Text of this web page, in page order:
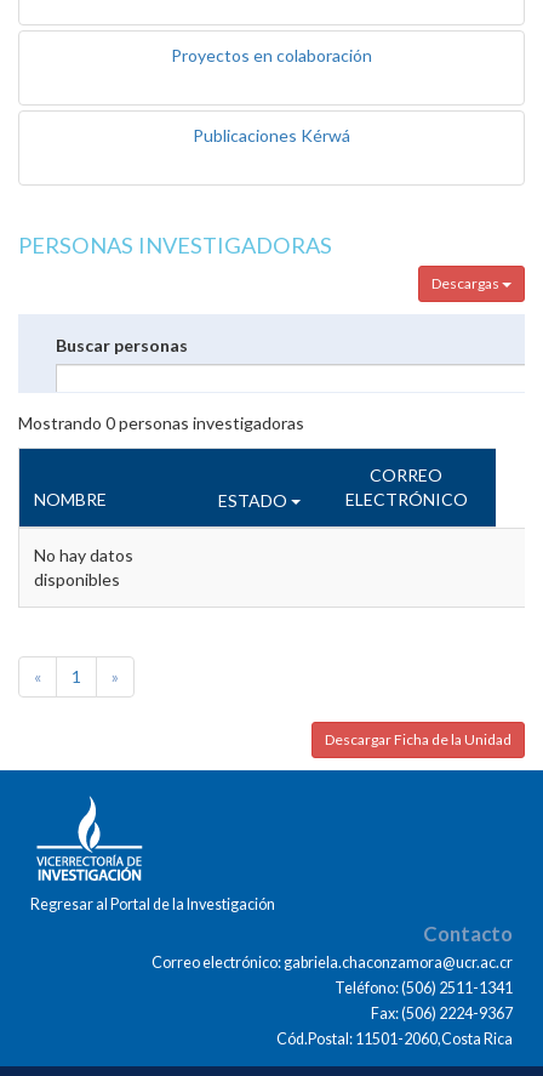
Proyectos en colaboración
Publicaciones Kérwá
PERSONAS INVESTIGADORAS
Descargas
Buscar personas
Mostrando 0personas investigadoras
NOMBRE ESTADO
CORREO
ELECTRÓNICO
No hay datos
disponibles
« 1 »
Descargar Ficha de la Unidad
Regresar al Portal de la Investigación
Contacto
Correo electrónico: gabriela.chaconzamora@ucr.ac.cr
Teléfono: (506) 2511-1341
Fax: (506) 2224-9367
Cód.Postal: 11501-2060,Costa Rica